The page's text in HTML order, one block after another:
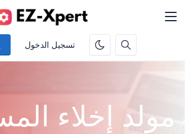
تسجيل الدخول
مولد إخلاء